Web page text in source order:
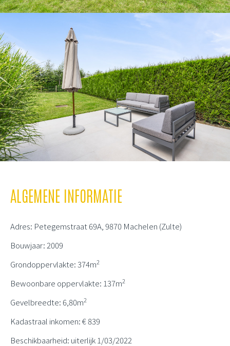
ALGEMENE INFORMATIE
Adres: Petegemstraat 69A, 9870 Machelen (Zulte)
Bouwjaar: 2009
Grondoppervlakte: 374m2
Bewoonbare oppervlakte: 137m2
Gevelbreedte: 6,80m2
Kadastraal inkomen: € 839
Beschikbaarheid: uiterlijk 1/03/2022